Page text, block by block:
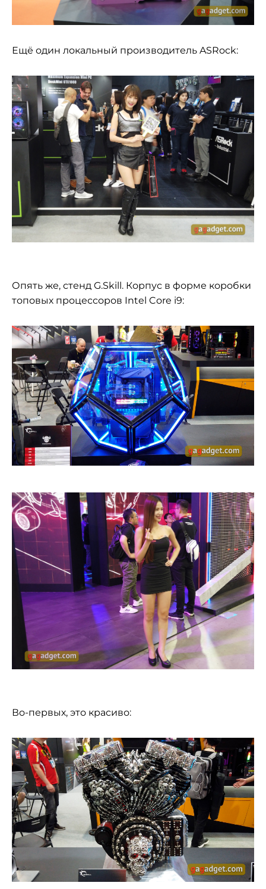
Ещё один локальный производитель ASRock:
Опять же, стенд G.Skill. Корпус в форме коробки
топовых процессоров Intel Core i9:
Во-первых, это красиво: